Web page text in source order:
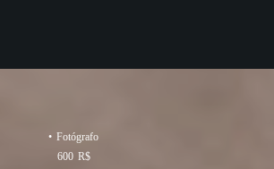
• Fotógrafo
600 R$